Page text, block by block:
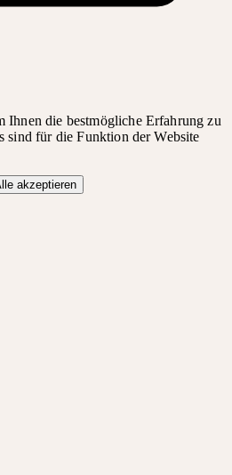
Ihnen die bestmögliche Erfahrung zu
sind für die Funktion der Website
akzeptieren